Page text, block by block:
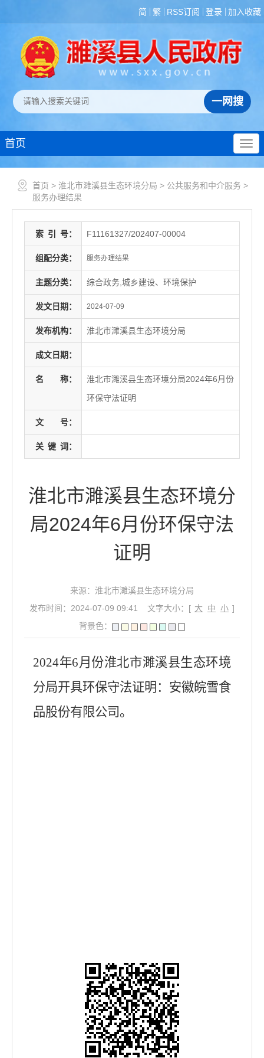
简 繁 RSS订阅 登录 加入收藏
首页
首页 > 淮北市濉溪县生态环境分局 > 公共服务和中介服务 >
服务办理结果
索 引 号： F11161327/202407-00004
组配分类： 服务办理结果
主题分类： 综合政务,城乡建设、环境保护
发文日期： 2024-07-09
发布机构： 淮北市濉溪县生态环境分局
成文日期：
名 称：
淮北市濉溪县生态环境分局2024年6月份
环保守法证明
文 号：
关 键 词：
淮北市濉溪县生态环境分
局2024年6月份环保守法
证明
来源：淮北市濉溪县生态环境分局
发布时间：2024-07-09 09:41
文字大小：[ 大 中 小 ]
背景色：
2024年6月份淮北市濉溪县生态环境
分局开具环保守法证明：安徽皖雪食
品股份有限公司。